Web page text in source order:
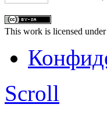
This work is licensed under
Scroll